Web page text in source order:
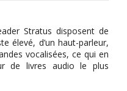
Stratus disposent de
élevé, d’un haut-parleur,
vocalisées, ce qui en
de livres audio le plus